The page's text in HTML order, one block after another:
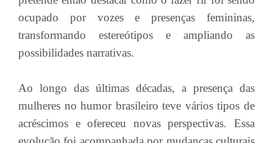
ocupado por vozes e presenças femininas,
transformando estereótipos e ampliando as
possibilidades narrativas.
Ao longo das últimas décadas, a presença das
mulheres no humor brasileiro teve vários tipos de
acréscimos e ofereceu novas perspectivas. Essa